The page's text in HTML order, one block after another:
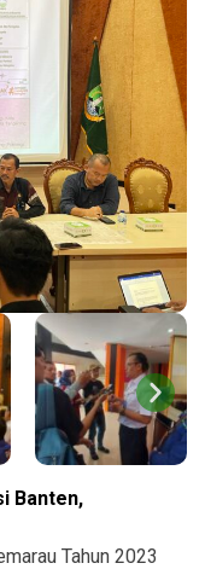
Banten,
Tahun 2023